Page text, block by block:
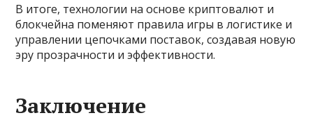
В итоге, технологии на основе криптовалют и
блокчейна поменяют правила игры в логистике и
управлении цепочками поставок, создавая новую
эру прозрачности и эффективности.
Заключение